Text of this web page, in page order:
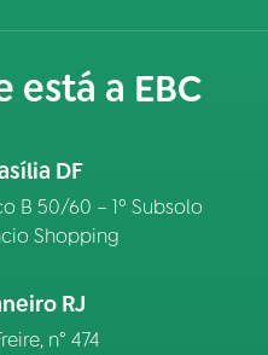
está a EBC
DF
B 50/60 – 1º Subsolo
Shopping
RJ
n° 474